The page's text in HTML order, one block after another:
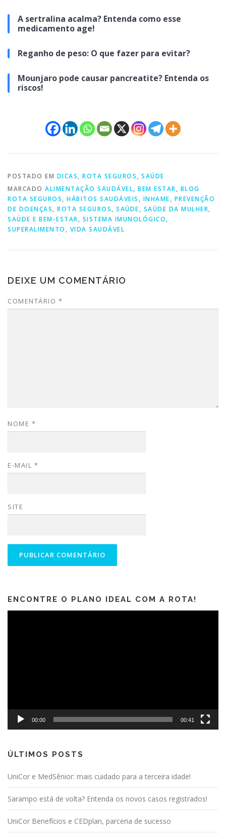
A sertralina acalma? Entenda como esse
medicamento age!
Reganho de peso: O que fazer para evitar?
Mounjaro pode causar pancreatite? Entenda os
riscos!
POSTADO EM DICAS, ROTA SEGUROS, SAÚDE
MARCADO ALIMENTAÇÃO SAUDÁVEL, BEM ESTAR, BLOG
ROTA SEGUROS, HÁBITOS SAUDÁVEIS , INHAME, PREVENÇÃO
DE DOENÇAS, ROTA SEGUROS, SAÚDE, SAÚDE DA MULHER,
SAÚDE E BEM-ESTAR, SISTEMA IMUNOLÓGICO,
SUPERALIMENTO , VIDA SAUDÁVEL
DEIXE UM COMENTÁRIO
COMENTÁRIO *
NOME *
E-MAIL *
SITE
ENCONTRE O PLANO IDEAL COM A ROTA!
00:00 00:41
ÚLTIMOS POSTS
UniCor e MedSênior: mais cuidado para a terceira idade!
Sarampo está de volta? Entenda os novos casos registrados!
UniCor Benefícios e CEDplan, parceria de sucesso